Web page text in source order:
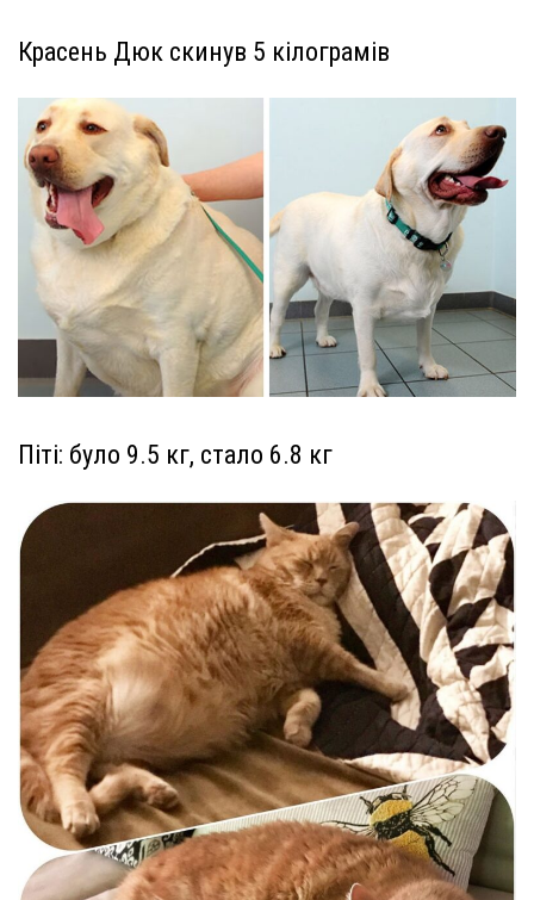
Красень Дюк скинув 5 кілограмів
Піті: було 9.5 кг, стало 6.8 кг